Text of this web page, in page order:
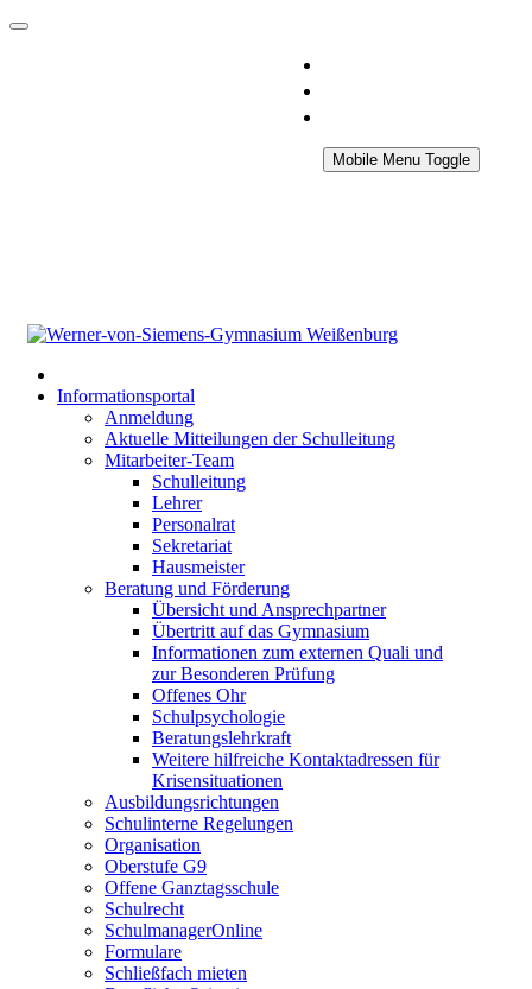
Mobile Menu Toggle
Informationsportal
Anmeldung
Aktuelle Mitteilungen der Schulleitung
Mitarbeiter-Team
Schulleitung
Lehrer
Personalrat
Sekretariat
Hausmeister
Beratung und Förderung
Übersicht und Ansprechpartner
Übertritt auf das Gymnasium
Informationen zum externen Quali und
zur Besonderen Prüfung
Offenes Ohr
Schulpsychologie
Beratungslehrkraft
Weitere hilfreiche Kontaktadressen für
Krisensituationen
Ausbildungsrichtungen
Schulinterne Regelungen
Organisation
Oberstufe G9
Offene Ganztagsschule
Schulrecht
SchulmanagerOnline
Formulare
Schließfach mieten